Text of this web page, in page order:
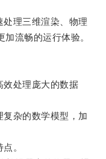
理三维渲染、物理
流畅的运行体验。
处理庞大的数据
杂的数学模型，加
。